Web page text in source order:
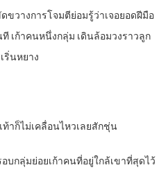
วางการโจมตีย่อมรู้ว่าเจอยอดฝีมือ
เก้าคนหนึ่งกลุ่ม เดินล้อมวงราวลูก
ริ่นหยาง
ท้าก็ไม่เคลื่อนไหวเลยสักชุ่น
บกลุ่มย่อยเก้าคนที่อยู่ใกล้เขาที่สุดไว้